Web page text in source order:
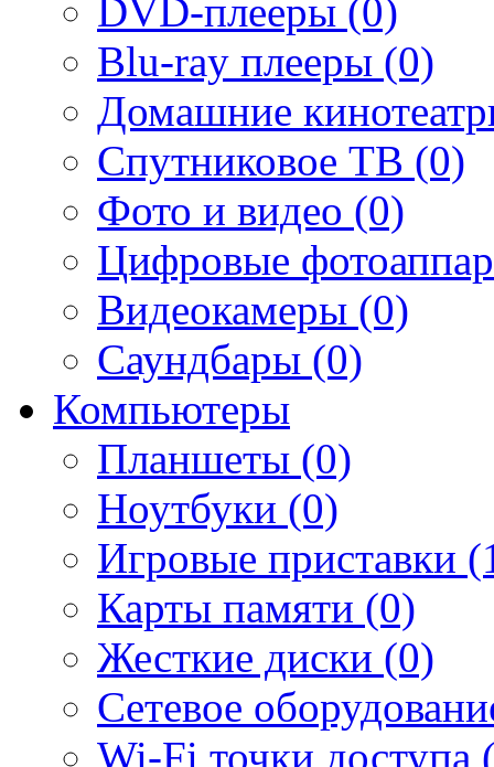
DVD-плееры (0)
Blu-ray плееры (0)
Домашние
Спутниковое ТВ (0)
Фото и видео (0)
Цифровые
Видеокамеры (0)
Саундбары (0)
Компьютеры
Планшеты (0)
Ноутбуки (0)
Игровые приставки
Карты памяти (0)
Жесткие диски (0)
Сетевое
Wi-Fi точки доступа